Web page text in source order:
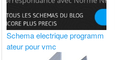
Schema electrique programm
ateur pour vmc